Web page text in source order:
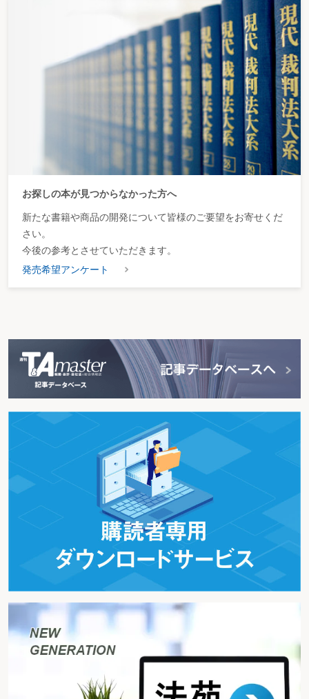
お探しの本が見つからなかった方へ
新たな書籍や商品の開発について皆様のご要望をお寄せくだ
さい。
今後の参考とさせていただきます。
発売希望アンケート